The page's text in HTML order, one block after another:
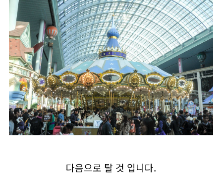
다음으로 탈 것 입니다.